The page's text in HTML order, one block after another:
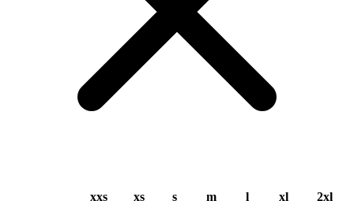
xxs xs s m l xl
2xl